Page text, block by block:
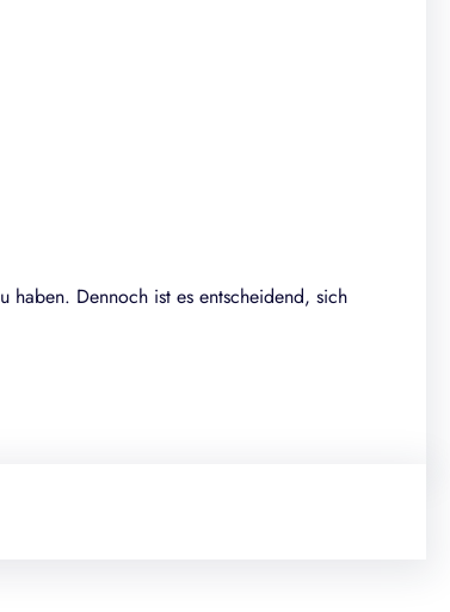
Dennoch ist es entscheidend, sich